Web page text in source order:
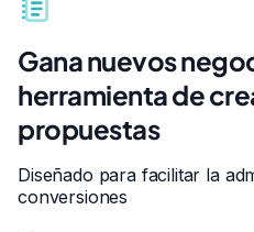
Gana nuevos
herramienta de
propuestas
Diseñado para facilitar la
conversiones